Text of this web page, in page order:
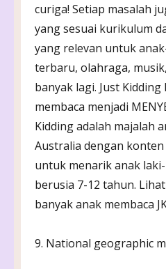
curiga! Setiap masalah
yang sesuai kurikulum
yang relevan untuk
terbaru, olahraga,
banyak lagi. Just
membaca menjadi
Kidding adalah majalah
Australia dengan
untuk menarik anak
berusia 7-12 tahun.
banyak anak membaca
9. National geographic